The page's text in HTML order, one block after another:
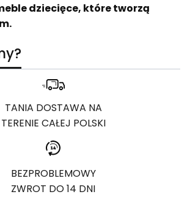
dziecięce, które tworzą
TANIA DOSTAWA NA
TERENIE CAŁEJ POLSKI
BEZPROBLEMOWY
ZWROT DO 14 DNI